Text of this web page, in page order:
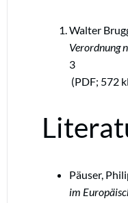
Walter
Verordnung
3
(PDF; 572
Päuser,
im